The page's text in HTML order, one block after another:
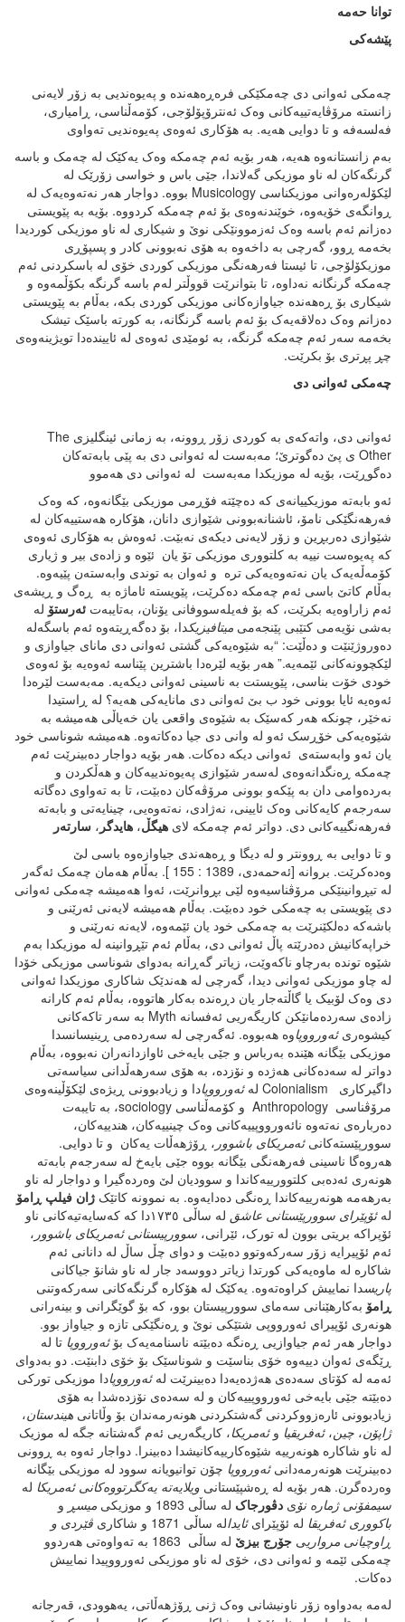
توانا حەمە
پێشەکی
چەمکی ئەوانی دی چەمکێکی فرەڕەهەندە و پەیوەندیی بە زۆر لایەنی
زانستە مرۆڤایەتییەکانی وەک ئەنترۆپۆلۆجی، کۆمەڵناسی، ڕامیاری،
فەلسەفە و تا دوایی هەیە. بە هۆکاری ئەوەی پەیوەندیی تەواوی
بەم زانستانەوە هەیە، هەر بۆیە ئەم چەمکە وەک یەکێک لە چەمک و باسە
گرنگەکان لە ناو موزیکی گەلاندا، جێی باس و خواسی زۆرێک لە
لێکۆلەرەوانی موزیکناسی Musicology بووە. دواجار هەر نەتەوەیەک لە
ڕوانگەی خۆیەوە، خوێندنەوەی بۆ ئەم چەمکە کردووە. بۆیە بە پێویستی
دەزانم ئەم باسە وەک ئەزموونێکی نوێ و شیکاری لە ناو موزیکی کوردیدا
بخەمە ڕوو، گەرچی بە داخەوە بە هۆی نەبوونی کادر و پسپۆڕی
موزیکۆلۆجی، تا ئیستا فەرهەنگی موزیکی کوردی خۆی لە باسکردنی ئەم
چەمکە گرنگانە نەداوە، تا بتوانرێت قووڵتر لەم باسە گرنگە بکۆڵمەوە و
شیکاری بۆ ڕەهەندە جیاوازەکانی موزیکی کوردی بکە، بەڵام بە پێویستی
دەزانم وەک دەلاقەیەک بۆ ئەم باسە گرنگانە، بە کورتە باسێک تیشک
بخەمە سەر ئەم چەمکە گرنگە، بە ئومێدی ئەوەی لە ئاییندەدا تویژینەوەی
چڕ پڕتری بۆ بکرێت.
چەمکی ئەوانی دی
ئەوانی دی، واتەکەی بە کوردی زۆر ڕوونە، بە زمانی ئینگلیزی The
Other ی پێ دەگوترێ؛ مەبەست لە ئەوانی دی بە پێی بابەتەکان
دەگوڕێت، بۆیە لە موزیکدا مەبەست لە ئەوانی دی هەموو
ئەو بابەتە موزیکییانەی کە دەچێتە فۆڕمی موزیکی بێگانەوە، کە وەک
فەرهەنگێکی نامۆ، ئاشنانەبوونی شێوازی دانان، هۆکارە هەستییەکان لە
شێوازی دەربڕین و زۆر لایەنی دیکەی نەبێت. ئەوەش بە هۆکاری ئەوەی
کە پەیوەست نییە بە کلتووری موزیکی تۆ یان ئێوە و زادەی بیر و ژیاری
کۆمەڵەیەک یان نەتەوەیەکی ترە و ئەوان بە توندی وابەستەن پێیەوە.
بەڵام کاتێ باسی ئەم چەمکە دەکرێت، پێویستە ئاماژە بە ڕەگ و ڕیشەی
ئەم زاراوەیە بکرێت، کە بۆ فەیلەسووفانی یۆنان، بەتایبەت ئەرستۆ لە
بەشی نۆیەمی کتێبی پێنجەمی میتافیزیکدا، بۆ دەگەڕیتەوە ئەم باسگەلە
دەوروژێنێت و دەڵێت: “بە شێوەیەکی گشتی ئەوانی دی مانای جیاوازی و
لێکچوونەکانی ئێمەیە.” هەر بۆیە لێرەدا باشترین پێناسە ئەوەیە بۆ ئەوەی
خودی خۆت بناسی، پێویستت بە ناسینی ئەوانی دیکەیە. مەبەست لێرەدا
ئەوەیە ئایا بوونی خود ب بێ ئەوانی دی مانایەکی هەیە؟ لە ڕاستیدا
نەخێر، چونکە هەر کەسێک بە شێوەی واقعی یان خەیاڵی هەمیشە بە
شێوەیەکی خۆڕسک ئەو لە وانی دی جیا دەکاتەوە. هەمیشە شوناسی خود
یان ئەو وابەستەی ئەوانی دیکە دەکات. هەر بۆیە دواجار دەبینرێت ئەم
چەمکە ڕەنگدانەوەی لەسەر شێوازی پەیوەندییەکان و هەڵکردن و
بەردەوامی دان بە پێکەو بوونی مرۆڤەکان دەبێت، تا بە تەواوی دەگاتە
سەرجەم کایەکانی وەک ئایینی، نەژادی، نەتەوەیی، چینایەتی و بابەتە
فەرهەنگییەکانی دی. دواتر ئەم چەمکە لای هیگڵ، هایدگر ، سارتەر
و تا دوایی بە ڕوونتر و لە دیگا و ڕەهەندی جیاوازەوە باسی لێ
وەدەکرێت. بروانە [ئەحمەدی، 1389 : 155 ]. بەڵام هەمان چەمک ئەگەر
لە تیڕوانینێکی مرۆڤناسیەوە لێی بڕوانرێت، ئەوا هەمیشە چەمکی ئەوانی
دی پێویستی بە چەمکی خود دەبێت. بەڵام هەمیشە لایەنی ئەرێنی و
باشەکە دەلکێنرێت بە چەمکی خود یان ئێمەوە، لایەنە نەرێنی و
خراپەکانیش دەدرێتە پاڵ ئەوانی دی، بەڵام ئەم تێڕوانینە لە موزیکدا بەم
شێوە توندە بەرچاو ناکەوێت، زیاتر گەڕانە بەدوای شوناسی موزیکی خۆدا
لە چاو موزیکی ئەوانی دیدا، گەرچی لە هەندێک شاکاری موزیکدا ئەوانی
دی وەک لۆبیک یا گاڵتەجار یان دڕەندە بەکار هاتووە، بەڵام ئەم کارانە
زادەی سەردەمانێکن کاریگەریی ئەفسانە Myth بە سەر تاکەکانی
کیشوەریئەورووپاوە هەبووە. ئەگەرچی لە سەردەمی ڕینیسانسدا
موزیکی بێگانە هێندە بەرباس و جێی بایەخی ئاوازدانەران نەبووە، بەڵام
دواتر لە سەدەکانی هەژدە و نۆزدە، بە هۆی سەرهەڵدانی سیاسەتی
داگیرکاری Colonialism لە
ئەورووپادا و زیادبوونی ڕیژەی لێکۆڵینەوەی
مرۆڤناسی Anthropology و کۆمەڵناسی sociology، بە تایبەت
دەربارەی نەتەوە نائەورووپییەکانی وەک چینییەکان، هندییەکان،
سوورپێستەکانیئەمریکای باشوور ، ڕۆژهەڵات یەکان و تا دوایی.
هەروەگا ناسینی فەرهەنگی بێگانە بووە جێی بایەخ لە سەرجەم بابەتە
هونەری ئەدەبی کلتوورییەکاندا و سوودیان لێ وەردەگیرا و دواجار لە ناو
بەرهەمە هونەرییەکاندا ڕەنگی دەدایەوە. بە نموونە کاتێک ژان فیلپ ڕامۆ
لەئۆپێرای سوورپێستانی عاشق
لە ساڵی ١٧٣٥دا کە کەسایەتیەکانی ناو
ئۆپراکە بریتی بوون لە تورک، ئێرانی، سوورپیستانی ئەمریکای باشوور ،
ئەم ئۆپیرایە زۆر سەرکەوتوو دەبێت و دوای چڵ ساڵ لە دانانی ئەم
شاکارە لە ماوەیەکی کورتدا زیاتر دووسەد جار لە ناو شانۆ جیاکانی
پاریسدا نماییش کراوەتەوە. یەکێک لە هۆکارە گرنگەکانی سەرکەوتنی
ڕامۆ بەکارهێنانی سەمای سوورپیستان بوو، کە بۆ گوێگرانی و بینەرانی
هونەری ئۆپیرای ئەورووپی شتێکی نوێ و ڕەنگێکی تازە و جیاواز بوو.
دواجار هەر ئەم جیاوازیی ڕەنگە دەبێتە ناسنامەیەک بۆئەورووپا تا لە
ڕێگەی ئەوان دییەوە خۆی بناسێت و شوناسێک بۆ خۆی دابنێت. دو بەدوای
ئەمە لە کۆتای سەدەی هەژدەیەدا دەبینرێت لەئەورووپادا موزیکی تورکی
دەبێتە جێی بایەخی ئەورووپییەکان و لە سەدەی نۆزدەشدا بە هۆی
زیادبوونی ئارەزووکردنی گەشتکردنی هونەرمەندان بۆ وڵاتانی هیندستان،
ژاپۆن، چین،ئەفریقیا وئەمریکا، کاریگەریی ئەم گەشتانە جگە لە موزیک
لە ناو شاکارە هونەرییە شێوەکارییەکانیشدا دەبینرا. دواجار ئەوە بە ڕوونی
دەبینرێت هونەرمەدانیئەورووپا چۆن توانیویانە سوود لە موزیکی بێگانە
وەردەگرن. هەر بۆیە لە ڕەشپێستانی ویلایەتە یەکگرتووەکانی ئەمریکا لە
سیمفۆنی ژمارە نۆی دڤورجاک لە ساڵی 1893 و موزیکی میسڕ و
باکووری ئەفریقا لە ئۆپێرایئایدالە ساڵی 1871 و شاکاری ڤێردی و
ڕاوچیانی مرواریی جۆرج بیزێ
لە ساڵی 1863 بە تەواوەتی هەردوو
چەمکی ئێمە و ئەوانی دی، خۆی لە ناو موزیکی ئەورووپیدا نماییش
دەکات.
لەمە بەدواوە زۆر ناونیشانی وەک ژنی ڕۆژهەڵاتی، یەهوودی، قەرجانە